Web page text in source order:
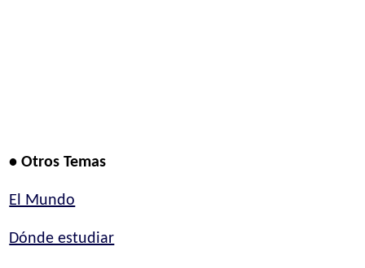
• Otros Temas
El Mundo
Dónde estudiar